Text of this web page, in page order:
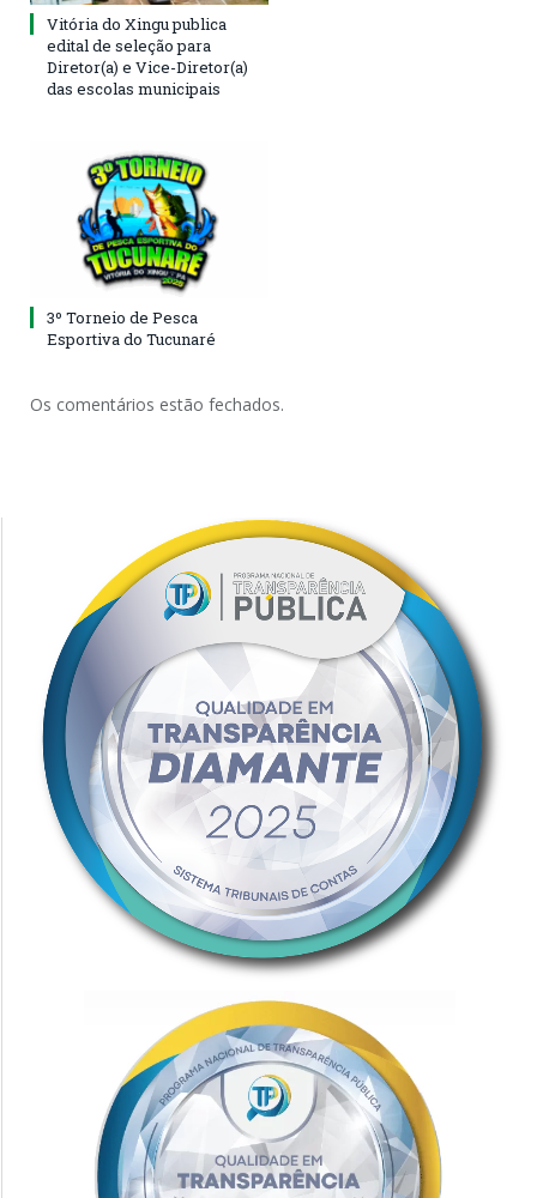
Vitória do Xingu publica
edital de seleção para
Diretor(a) e Vice-Diretor(a)
das escolas municipais
3º Torneio de Pesca
Esportiva do Tucunaré
Os comentários estão fechados.